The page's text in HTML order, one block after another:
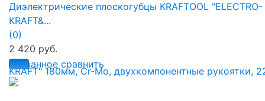
избранное сравнить
Диэлектрические плоскогубцы KRAFTOOL "ELECTRO-
KRAFT&...
(0)
2 420 руб.